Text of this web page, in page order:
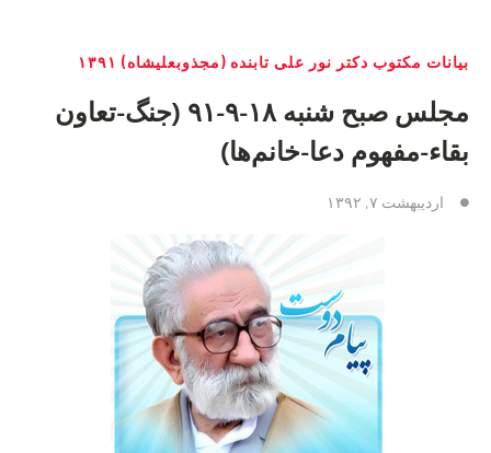
بیانات مکتوب دکتر نور علی تابنده (مجذوبعلیشاه) ۱۳۹۱
مجلس صبح شنبه ۱۸-۹-۹۱ (جنگ-تعاون
بقاء-مفهوم دعا-خانم‌ها)
اردیبهشت ۷, ۱۳۹۲